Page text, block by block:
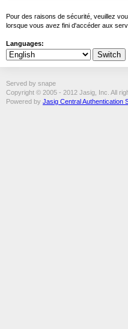
Pour des raisons de sécurité, veuillez
lorsque vous avez fini d'accéder aux
Languages:
Served by snape
Copyright © 2005 - 2012 Jasig, Inc. All
Powered by Jasig Central Authentication